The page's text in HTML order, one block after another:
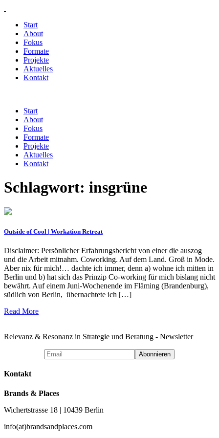
Start
About
Fokus
Formate
Projekte
Aktuelles
Kontakt
Start
About
Fokus
Formate
Projekte
Aktuelles
Kontakt
Schlagwort: insgrüne
Outside of Cool | Workation Retreat
Disclaimer: Persönlicher Erfahrungsbericht von einer die auszog
und die Arbeit mitnahm. Coworking. Auf dem Land. Groß in Mode.
Aber nix für mich!… dachte ich immer, denn a) wohne ich mitten in
Berlin und b) hat sich das Prinzip Co-working für mich bislang nicht
bewährt. Auf einem Juni-Wochenende im Fläming (Brandenburg),
südlich von Berlin, übernachtete ich […]
Read More
Relevanz & Resonanz in Strategie und Beratung - Newsletter
Kontakt
Brands & Places
Wichertstrasse 18 | 10439 Berlin
info(at)brandsandplaces.com